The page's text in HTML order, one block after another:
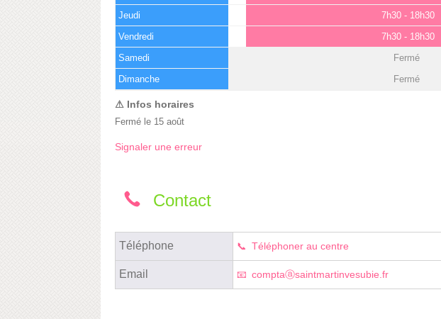
Jeudi 7h30 - 18h30
Vendredi 7h30 - 18h30
Samedi
(15 août)
Fermé
Dimanche Fermé
Fermé le 15 août
Signaler une erreur
Contact
Téléphone Téléphoner au centre
Email comptaⓐsaintmartinvesubie.fr